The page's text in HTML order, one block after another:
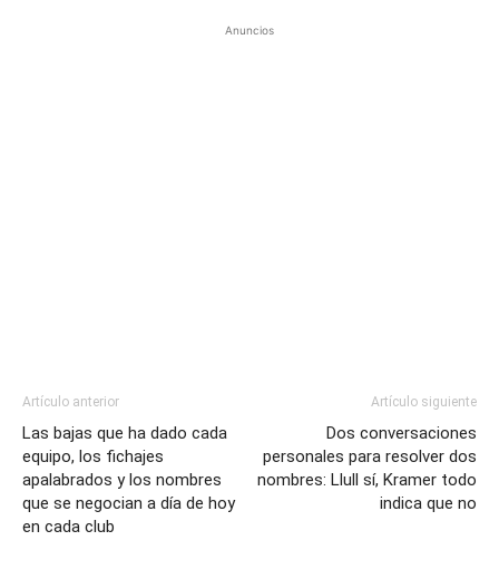
Anuncios
Artículo anterior
Las bajas que ha dado cada
equipo, los fichajes
apalabrados y los nombres
que se negocian a día de hoy
en cada club
Artículo siguiente
Dos conversaciones
personales para resolver dos
nombres: Llull sí, Kramer todo
indica que no